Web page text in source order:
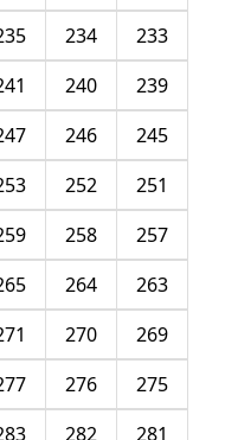
233
234
239
240
245
246
251
252
257
258
263
264
269
270
275
276
281
282